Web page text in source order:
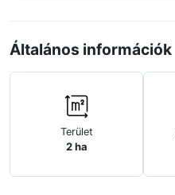
Általános információk
Terület
2 ha